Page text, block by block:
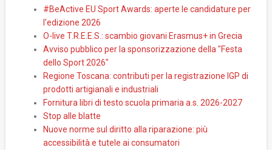
#BeActive EU Sport Awards: aperte le candidature per
l'edizione 2026
O-live T.R.E.E.S.: scambio giovani Erasmus+ in Grecia
Avviso pubblico per la sponsorizzazione della "Festa
dello Sport 2026"
Regione Toscana: contributi per la registrazione IGP di
prodotti artigianali e industriali
Fornitura libri di testo scuola primaria a.s. 2026-2027
Stop alle blatte
Nuove norme sul diritto alla riparazione: più
accessibilità e tutele ai consumatori